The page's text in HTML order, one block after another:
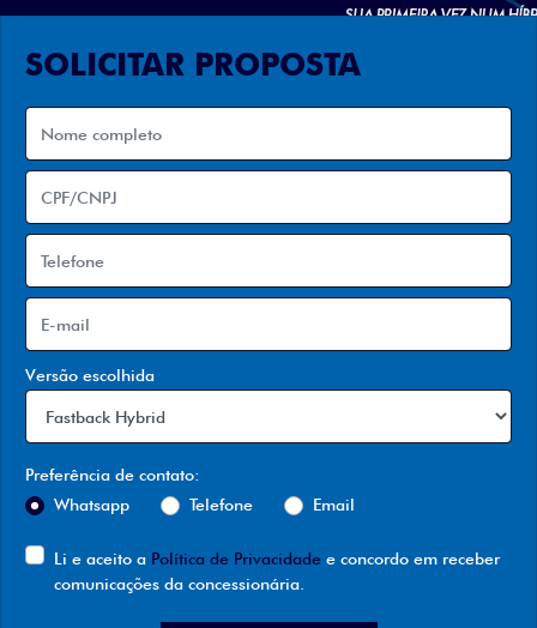
SOLICITAR PROPOSTA
Versão escolhida
Preferência de contato:
Whatsapp
Telefone Email
Li e aceito a Política de Privacidade e concordo em receber
comunicações da concessionária.